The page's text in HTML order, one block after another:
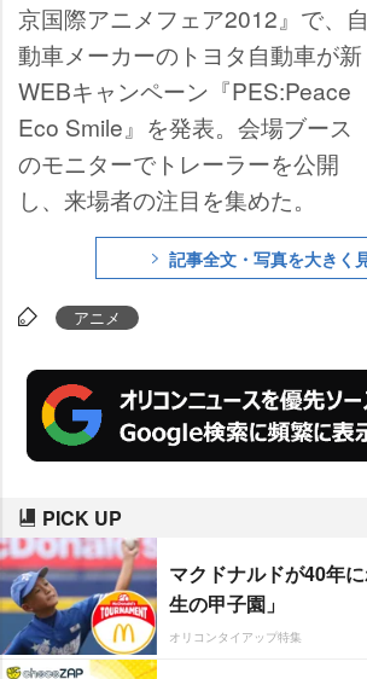
京国際アニメフェア2012』で、自
動車メーカーのトヨタ自動車が新
WEBキャンペーン『PES:Peace
Eco Smile』を発表。会場ブース
のモニターでトレーラーを公開
し、来場者の注目を集めた。
記事全文・写真を大きく
アニメ
PICK UP
マクドナルドが40年
生の甲子園」
オリコンタイアップ特集